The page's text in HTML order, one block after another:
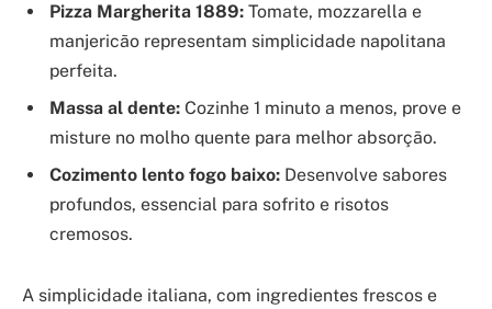
Pizza Margherita 1889: Tomate, mozzarella e
manjericão representam simplicidade napolitana
perfeita.
Massa al dente: Cozinhe 1 minuto a menos, prove e
misture no molho quente para melhor absorção.
Cozimento lento fogo baixo: Desenvolve sabores
profundos, essencial para sofrito e risotos
cremosos.
A simplicidade italiana, com ingredientes frescos e